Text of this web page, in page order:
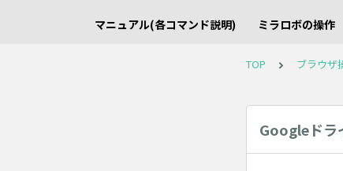
マニュアル(各コマンド説明) ミラロボの操作
TOP ブラウザ
Googleドラ